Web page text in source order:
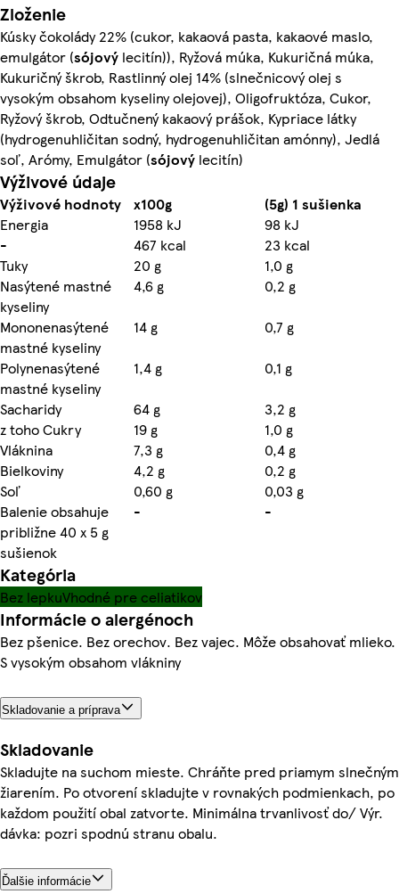
Zloženie
Kúsky čokolády 22% (cukor, kakaová pasta, kakaové maslo,
emulgátor (sójový lecitín)), Ryžová múka, Kukuričná múka,
Kukuričný škrob, Rastlinný olej 14% (slnečnicový olej s
vysokým obsahom kyseliny olejovej), Oligofruktóza, Cukor,
Ryžový škrob, Odtučnený kakaový prášok, Kypriace látky
(hydrogenuhličitan sodný, hydrogenuhličitan amónny), Jedlá
soľ, Arómy, Emulgátor (sójový lecitín)
Výživové údaje
Výživové hodnoty x100g
(5g) 1 sušienka
Energia
1958 kJ
98 kJ
-
467 kcal
23 kcal
Tuky
20 g
1,0 g
Nasýtené mastné
kyseliny
4,6 g
0,2 g
Mononenasýtené
mastné kyseliny
14 g
0,7 g
Polynenasýtené
mastné kyseliny
1,4 g
0,1 g
Sacharidy
64 g
3,2 g
z toho Cukry
19 g
1,0 g
Vláknina
7,3 g
0,4 g
Bielkoviny
4,2 g
0,2 g
Soľ
0,60 g
0,03 g
Balenie obsahuje
približne 40 x 5 g
sušienok
- -
Kategória
Bez lepkuVhodné pre celiatikov
Informácie o alergénoch
Bez pšenice. Bez orechov. Bez vajec. Môže obsahovať mlieko.
S vysokým obsahom vlákniny
Skladovanie a príprava
Skladovanie
Skladujte na suchom mieste. Chráňte pred priamym slnečným
žiarením. Po otvorení skladujte v rovnakých podmienkach, po
každom použití obal zatvorte. Minimálna trvanlivosť do/ Výr.
dávka: pozri spodnú stranu obalu.
Ďalšie informácie